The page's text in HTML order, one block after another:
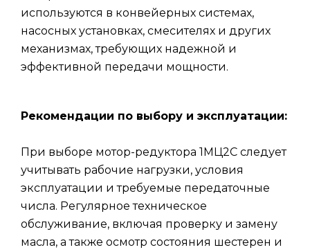
используются в конвейерных системах,
насосных установках, смесителях и других
механизмах, требующих надежной и
эффективной передачи мощности.
Рекомендации по выбору и эксплуатации:
При выборе мотор-редуктора 1МЦ2С следует
учитывать рабочие нагрузки, условия
эксплуатации и требуемые передаточные
числа. Регулярное техническое
обслуживание, включая проверку и замену
масла, а также осмотр состояния шестерен и